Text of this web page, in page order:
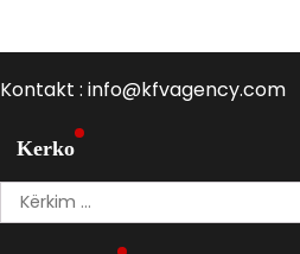
Kontakt : info@kfvagency.com
Kerko
Kërko
për: